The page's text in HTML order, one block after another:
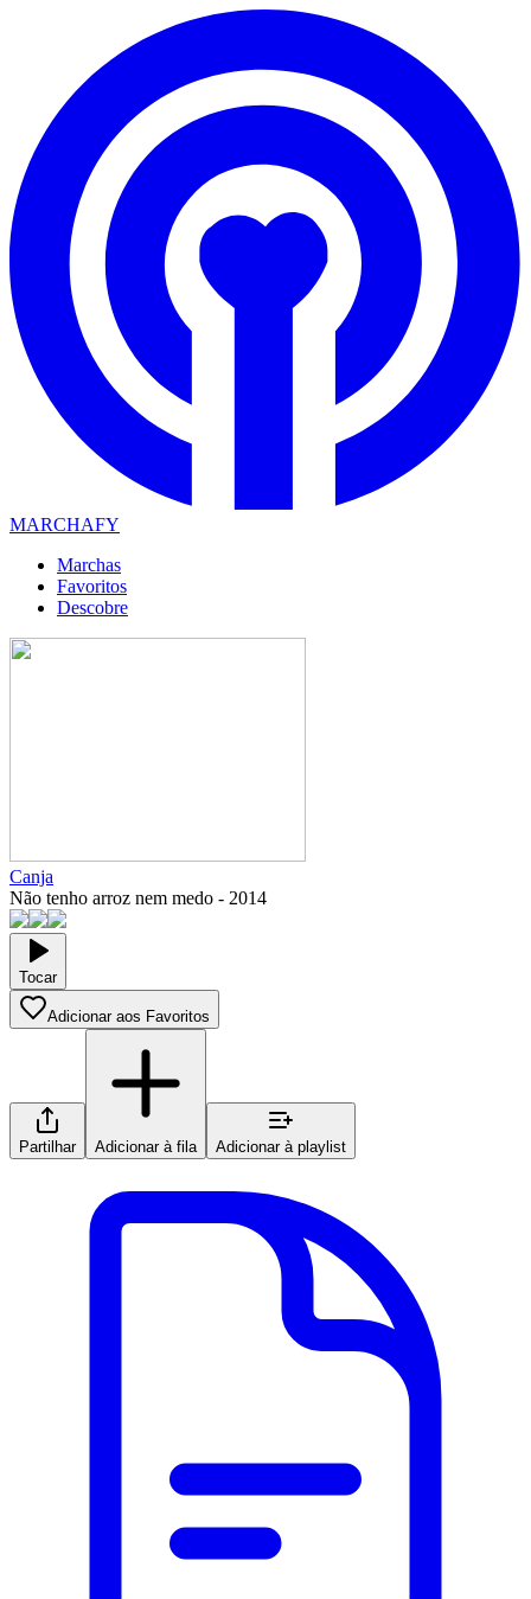
MARCHAFY
Marchas
Favoritos
Descobre
Canja
Não tenho arroz nem medo - 2014
Tocar
Adicionar aos Favoritos
Partilhar Adicionar à fila Adicionar à playlist